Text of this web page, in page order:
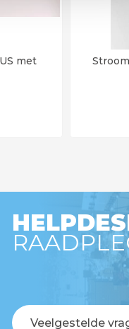
met
Op
Veelgestelde